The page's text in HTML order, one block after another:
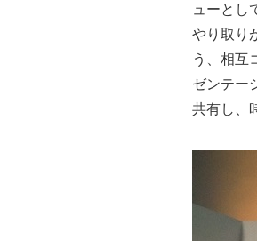
ューとし
やり取り
う、相互
ゼンテー
共有し、